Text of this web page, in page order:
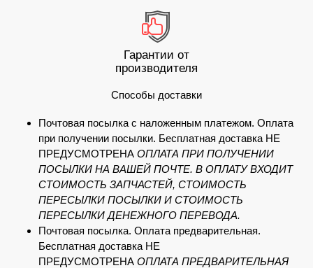
Гарантии от
производителя
Способы доставки
Почтовая посылка с наложенным платежом. Оплата
при получении посылки. Бесплатная доставка НЕ
ПРЕДУСМОТРЕНА ОПЛАТА ПРИ ПОЛУЧЕНИИ
ПОСЫЛКИ НА ВАШЕЙ ПОЧТЕ. В ОПЛАТУ ВХОДИТ
СТОИМОСТЬ ЗАПЧАСТЕЙ, СТОИМОСТЬ
ПЕРЕСЫЛКИ ПОСЫЛКИ И СТОИМОСТЬ
ПЕРЕСЫЛКИ ДЕНЕЖНОГО ПЕРЕВОДА.
Почтовая посылка. Оплата предварительная.
Бесплатная доставка НЕ
ПРЕДУСМОТРЕНА ОПЛАТА ПРЕДВАРИТЕЛЬНАЯ